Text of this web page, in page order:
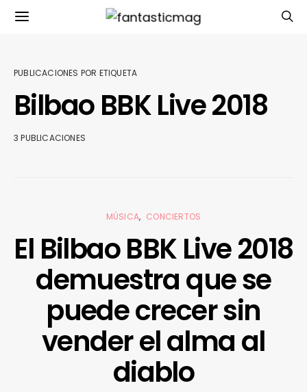
PUBLICACIONES POR ETIQUETA
Bilbao BBK Live 2018
3 PUBLICACIONES
MÚSICA CONCIERTOS
El Bilbao BBK Live 2018
demuestra que se
puede crecer sin
vender el alma al
diablo